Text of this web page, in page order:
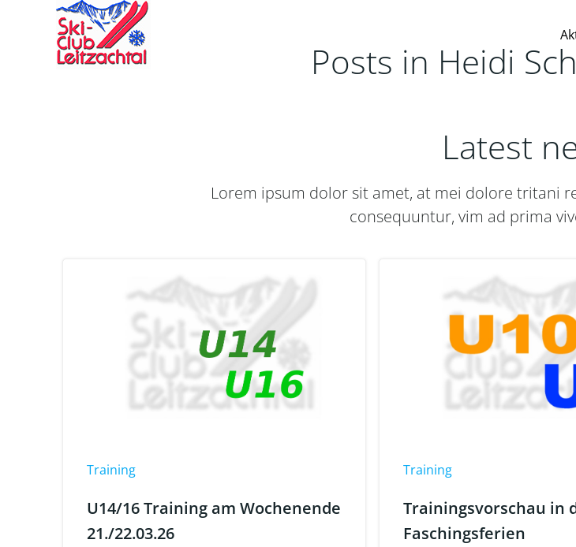
Posts in Heidi
Latest
Lorem ipsum dolor sit amet, at mei dolore tritani
consequuntur, vim ad prima
Training
U14/16 Training am Wochenende
21./22.03.26
Training
Trainingsvorschau in
Faschingsferien